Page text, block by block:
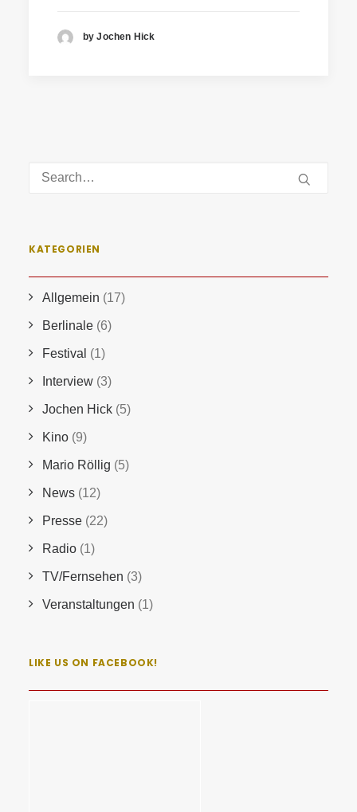
by Jochen Hick
KATEGORIEN
Allgemein (17)
Berlinale (6)
Festival (1)
Interview (3)
Jochen Hick (5)
Kino (9)
Mario Röllig (5)
News (12)
Presse (22)
Radio (1)
TV/Fernsehen (3)
Veranstaltungen (1)
LIKE US ON FACEBOOK!